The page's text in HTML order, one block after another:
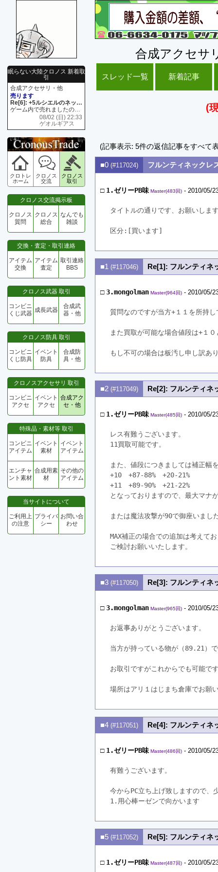
眠らない大陸クロノス 新着取
引
合成アクセサリ・他
売ります
Re[6]: +5ルシエルのネックレス
ゲーム内で売れましたので 在庫がネク1 リング4 となります リングのお値段は80G といたします
08/02 (日) 22:33
ゲオルギアス
クロトレ
ホーム
クロノス
交流
クロノス
取引
クロノス交流掲示板
クロノス
質問
クロノス
総合
なんでも
雑談
交換・査定・取引連絡
アイテム
交換
アイテム
査定
取引連絡
BBS
クロノス武器 取引
コンビニ
くじ武器 成長武器
合成武
器・他
クロノス防具 取引
コンビニ
くじ防具
イベント
防具
合成防
具・他
クロノスアクセサリ 取引
コンビニ
アクセ
イベント
アクセ
合成アク
セ・他
特殊品・素材等 取引
コンビニ
アイテム
イベント
素材
イベント
アイテム
エンチャ
ント素材
合成用素
材
その他の
アイテム
当サイトについて
ご利用上
の注意
プライバ
シー
お問い合
わせ
合成アクセサ
スレッド一覧 新着記事
(
(記事表示: 5件の返信記事をすべて
■0 (#117024) フルンティネックレ
□ 1.ゼリーPB味 Master(483回) - 2010/05/
タイトルの通りです、お願いしま
区分:[買います]
■1 (#117046) Re[1]: フルンティネ
□3.mongolman Master(964回) - 2010/05/
質問なのですが当方+１１を所持
また買取が可能な場合値段は+１
もし不可の場合は板汚し申し訳あ
■2 (#117049) Re[2]: フルンティネ
□ 1.ゼリーPB味 Master(485回) - 2010/05/
レス有難うございます。
11買取可能です。
また、値段につきましては補正幅
+10　+87-88%　+20-21%
+11　+89-90%　+21-22%
となっておりますので、最大マナ
または魔法攻撃が90で御座いまし
MAX補正の場合での追加は考えて
ご検討お願いいたします。
■3 (#117050) Re[3]: フルンティネ
□3.mongolman Master(965回) - 2010/05/
お返事ありがとうございます。
当方が持っている物が（89.21）
お取引ですがこれからでも可能で
場所はアリ１はじまち倉庫でお願
■4 (#117051) Re[4]: フルンティネ
□ 1.ゼリーPB味 Master(486回) - 2010/05/
有難うございます。
今からPC立ち上げ致しますので、
1.用心棒ーゼンで向かいます
■5 (#117052) Re[5]: フルンティネ
□ 1.ゼリーPB味 Master(487回) - 2010/05/